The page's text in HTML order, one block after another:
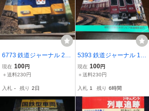
6773 鉄道ジャーナル 200
8年11月号 特集 1960年代
名車の健闘
現在 100円
＋送料230円
入札 - 残り 2日
5393 鉄道ジャーナル 199
3年4月号 特集 関東・関西
鉄道事情の違いを見る
現在 100円
＋送料230円
入札 1 残り 6時間